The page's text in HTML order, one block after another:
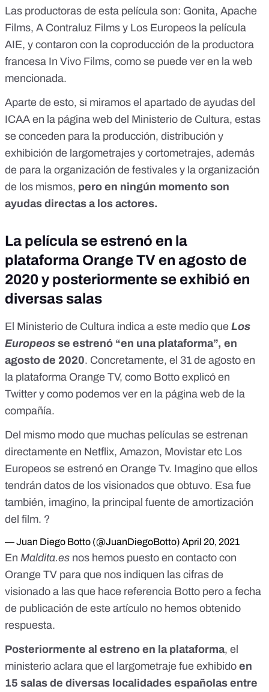
Las productoras de esta película son: Gonita, Apache
Films, A Contraluz Films y Los Europeos la película
AIE, y contaron con la coproducción de la productora
francesa In Vivo Films, como se puede ver en la web
mencionada.
Aparte de esto, si miramos el apartado de ayudas del
ICAA en la página web del Ministerio de Cultura, estas
se conceden para la producción, distribución y
exhibición de largometrajes y cortometrajes, además
de para la organización de festivales y la organización
de los mismos, pero en ningún momento son
ayudas directas a los actores.
La película se estrenó en la
plataforma Orange TV en agosto de
2020 y posteriormente se exhibió en
diversas salas
El Ministerio de Cultura indica a este medio que Los
Europeos se estrenó “en una plataforma”, en
agosto de 2020. Concretamente, el 31 de agosto en
la plataforma Orange TV, como Botto explicó en
Twitter y como podemos ver en la página web de la
compañía.
Del mismo modo que muchas películas se estrenan
directamente en Netflix, Amazon, Movistar etc Los
Europeos se estrenó en Orange Tv. Imagino que ellos
tendrán datos de los visionados que obtuvo. Esa fue
también, imagino, la principal fuente de amortización
del film. ?
— Juan Diego Botto (@JuanDiegoBotto) April 20, 2021
En Maldita.es nos hemos puesto en contacto con
Orange TV para que nos indiquen las cifras de
visionado a las que hace referencia Botto pero a fecha
de publicación de este artículo no hemos obtenido
respuesta.
Posteriormente al estreno en la plataforma, el
ministerio aclara que el largometraje fue exhibido en
15 salas de diversas localidades españolas entre